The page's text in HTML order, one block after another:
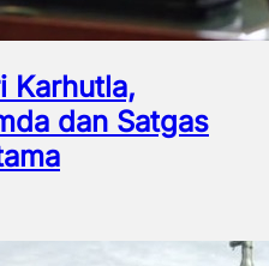
Karhutla,
dan Satgas